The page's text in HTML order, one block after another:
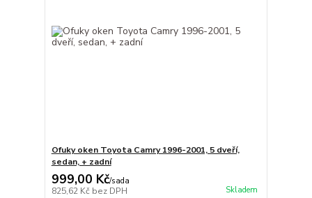
Ofuky oken Toyota Camry 1996-2001, 5 dveří,
sedan, + zadní
999,00 Kč/sada
825,62 Kč bez DPH Skladem